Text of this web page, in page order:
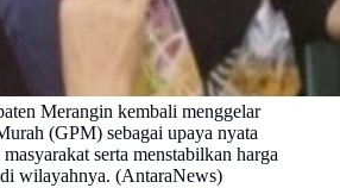
Merangin kembali menggelar
(GPM) sebagai upaya nyata
serta menstabilkan harga
wilayahnya. (AntaraNews)